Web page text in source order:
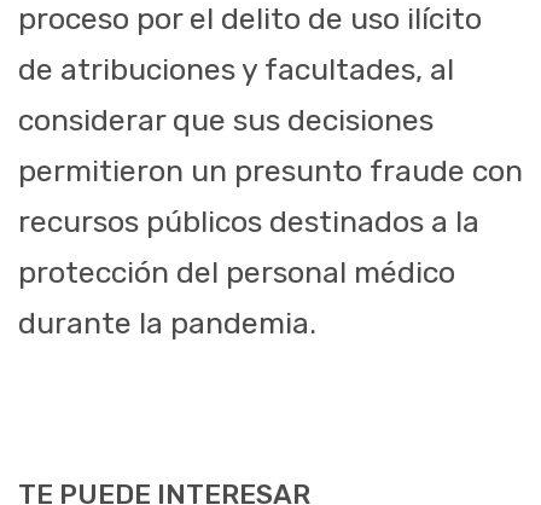
proceso por el delito de uso ilícito
de atribuciones y facultades, al
considerar que sus decisiones
permitieron un presunto fraude con
recursos públicos destinados a la
protección del personal médico
durante la pandemia.
TE PUEDE INTERESAR